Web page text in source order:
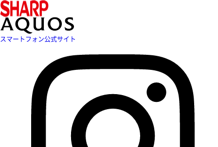
スマートフォン公式サイト